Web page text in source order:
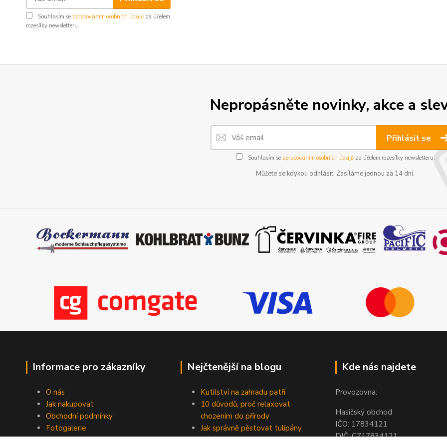
Souhlasím se zpracováním osobních údajů za účelem
rozesílky newsletteru.
Nepropásněte novinky, akce a
Přihlásit se
Souhlasím se zpracováním osobních údajůza účelem rozesílky newsletteru.
Můžete se kdykoli odhlásit. Zasíláme jednou za 14 dní.
Informace pro zákazníky
O nás
Jak nakupovat
Obchodní podmínky
Fotogalerie
Kontakty
Nejčtenější na blogu
Kutilství na zahradu patří
10 důvodů, proč relaxovat
chozením do přírody
Jak správně pěstovat tulipány
Náhodně generovaný článek
Kde nás najdete
Provozovna:
Hasičský obchod
IČO:
DIČ: